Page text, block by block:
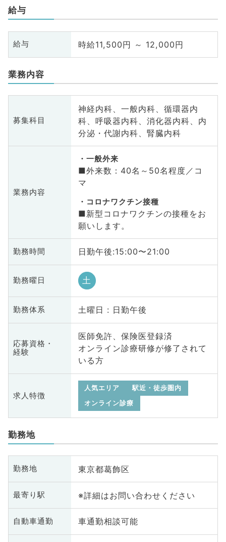
給与
給与 時給11,500円 ～ 12,000円
業務内容
募集科目
神経内科、一般内科、循環器内
科、呼吸器内科、消化器内科、内
分泌・代謝内科、腎臓内科
業務内容
一般外来
■外来数：40名～50名程度／コ
マ
コロナワクチン接種
■新型コロナワクチンの接種をお
願いします。
勤務時間 日勤午後:15:00〜21:00
勤務曜日 土
勤務体系 土曜日 : 日勤午後
応募資格・
経験
医師免許、保険医登録済
オンライン診療研修が修了されて
いる方
求人特徴
人気エリア
駅近・徒歩圏内
オンライン診療
勤務地
勤務地 東京都葛飾区
最寄り駅 ※詳細はお問い合わせください
自動車通勤 車通勤相談可能